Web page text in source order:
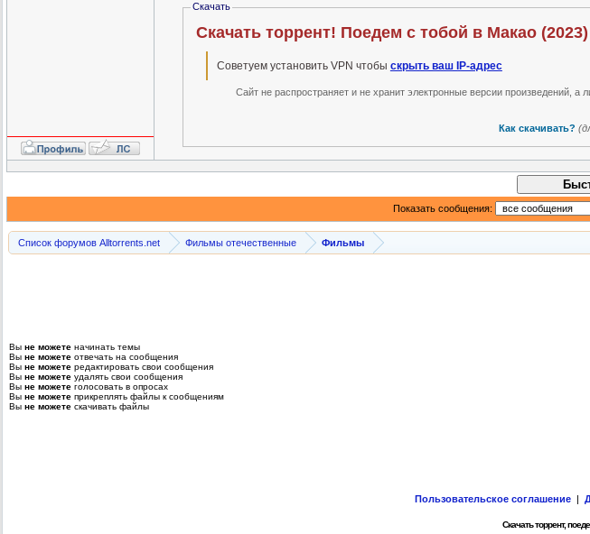
Скачать
Скачать торрент! Поедем с тобой в Макао
Советуем установить VPN чтобы скрыть ваш IP-адрес
Сайт не распространяет и не хранит электронные версии произведений,
Как скачивать?
Показать сообщения:
Список форумов Alltorrents.net Фильмы отечественные Фильмы
Вы не можете начинать темы
Вы не можете отвечать на сообщения
Вы не можете редактировать свои сообщения
Вы не можете удалять свои сообщения
Вы не можете голосовать в опросах
Вы не можете прикреплять файлы к сообщениям
Вы не можете скачивать файлы
Пользовательское соглашение |
Скачать торрент,